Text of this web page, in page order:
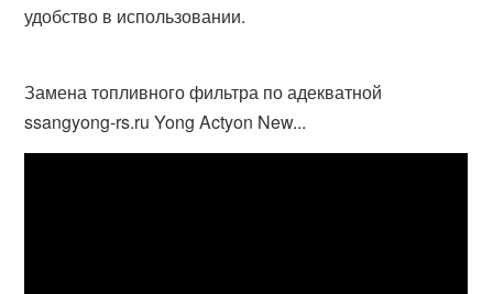
удобство в использовании.
Замена топливного фильтра по адекватной
ssangyong-rs.ru Yong Actyon New...